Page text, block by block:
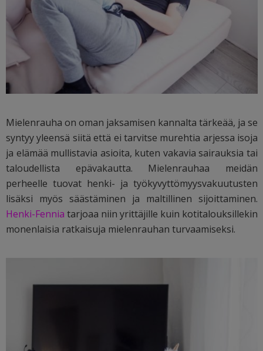
Mielenrauha on oman jaksamisen kannalta tärkeää, ja se
syntyy yleensä siitä että ei tarvitse murehtia arjessa isoja
ja elämää mullistavia asioita, kuten vakavia sairauksia tai
taloudellista epävakautta. Mielenrauhaa meidän
perheelle tuovat henki- ja työkyvyttömyysvakuutusten
lisäksi myös säästäminen ja maltillinen sijoittaminen.
Henki-Fennia tarjoaa niin yrittäjille kuin kotitalouksillekin
monenlaisia ratkaisuja mielenrauhan turvaamiseksi.